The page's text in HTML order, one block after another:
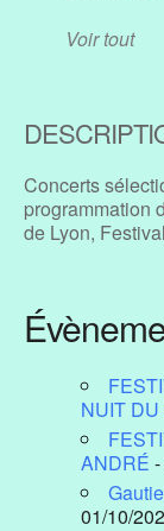
Voir tout
Concerts
programmation
de Lyon,
NUIT
ANDRÉ
01/10/